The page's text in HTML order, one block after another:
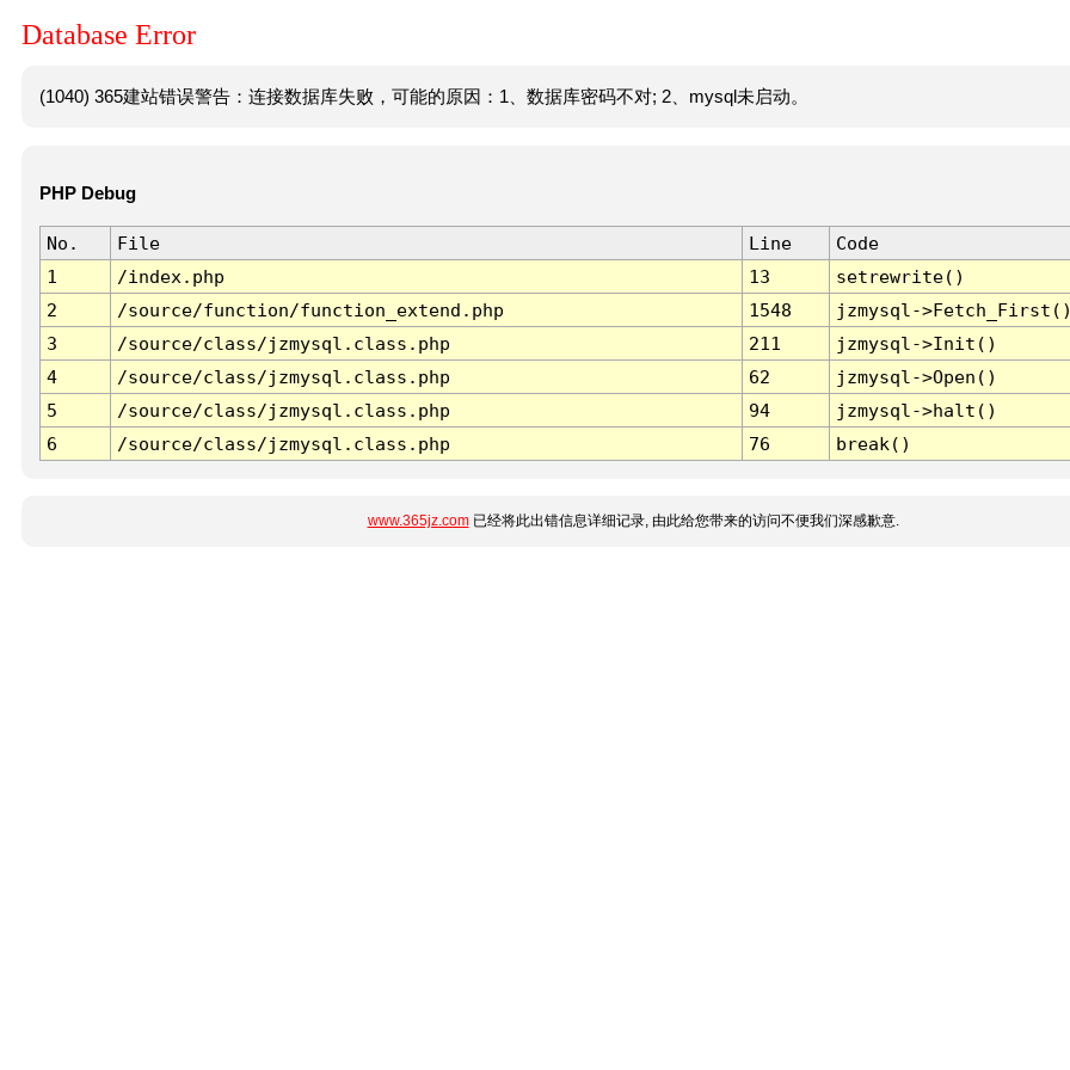
Database Error
(1040) 365建站错误警告：连接数据库失败，可能的原因：1、数据库密码不对; 2、mysql未启动。
PHP Debug
No. File Line
Code
1
/index.php 13
setrewrite()
2
/source/function/function_extend.php 1548
jzmysql-
3
/source/class/jzmysql.class.php 211
jzmysql->Init()
4
/source/class/jzmysql.class.php 62
jzmysql->Open()
5
/source/class/jzmysql.class.php 94
jzmysql->halt()
6
/source/class/jzmysql.class.php 76 break()
www.365jz.com已经将此出错信息详细记录, 由此给您带来的访问不便我们深感歉意.